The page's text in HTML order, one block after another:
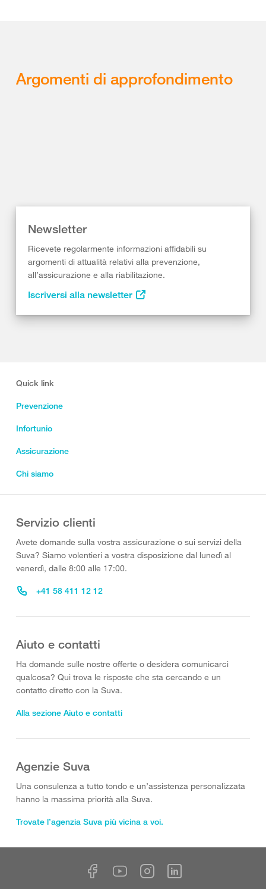
Argomenti di approfondimento
Newsletter
Ricevete regolarmente informazioni affidabili su
argomenti di attualità relativi alla prevenzione,
all’assicurazione e alla riabilitazione.
Iscriversi alla newsletter
Quick link
Prevenzione
Infortunio
Assicurazione
Chi siamo
Servizio clienti
Avete domande sulla vostra assicurazione o sui servizi della
Suva? Siamo volentieri a vostra disposizione dal lunedì al
venerdì, dalle 8:00 alle 17:00.
+41 58 411 12 12
Aiuto e contatti
Ha domande sulle nostre offerte o desidera comunicarci
qualcosa? Qui trova le risposte che sta cercando e un
contatto diretto con la Suva.
Alla sezione Aiuto e contatti
Agenzie Suva
Una consulenza a tutto tondo e un’assistenza personalizzata
hanno la massima priorità alla Suva.
Trovate l’agenzia Suva più vicina a voi.